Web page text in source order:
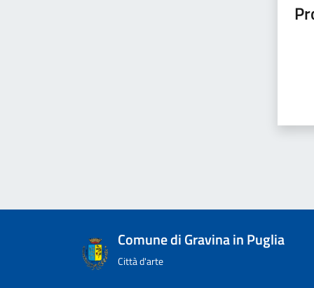
Comune di Gravina in Puglia
Città d'arte